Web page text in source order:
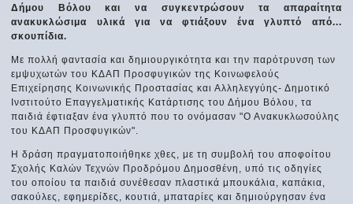
Δήμου Βόλου και να συγκεντρώσουν τα απαραίτητα
ανακυκλώσιμα υλικά για να φτιάξουν ένα γλυπτό από...
σκουπίδια.
Με πολλή φαντασία και δημιουργικότητα και την παρότρυνση των
εμψυχωτών του ΚΔΑΠ Προσφυγικών της Κοινωφελούς
Επιχείρησης Κοινωνικής Προστασίας και Αλληλεγγύης- Δημοτικό
Ινστιτούτο Επαγγελματικής Κατάρτισης του Δήμου Βόλου, τα
παιδιά έφτιαξαν ένα γλυπτό που το ονόμασαν "Ο Ανακυκλωσούλης
του ΚΔΑΠ Προσφυγικών".
Η δράση πραγματοποιήθηκε χθες, με τη συμβολή του αποφοίτου
Σχολής Καλών Τεχνών Προδρόμου Δημοσθένη, υπό τις οδηγίες
του οποίου τα παιδιά συνέθεσαν πλαστικά μπουκάλια, καπάκια,
σακούλες, εφημερίδες, κουτιά, μπαταρίες και δημιούργησαν ένα